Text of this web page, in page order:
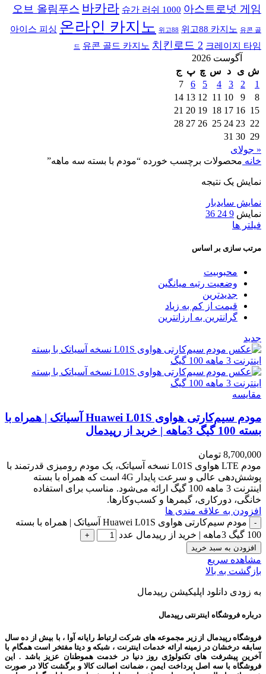
오브 올림푸스 바카라 슈가 러쉬 1000 아스트로넛 게임
아이스 피싱 온라인 카지노 위고88 위고88 카지노 유콘 골
드 유콘 골드 카지노 치킨로드 2 크레이지 타임
آگوست 2026
ش ی د س چ پ ج
1
2
3
4
5
6
7
8
9
10
11
12
13
14
15
16
17
18
19
20
21
22
23
24
25
26
27
28
29
30
31
« جولای
خانه محصولات برچسب خورده “مودم با بسته سه ماهه”
نمایش یک نتیجه
نمایش سایدبار
نمایش 9
24
36
فیلتر ها
مرتب سازی بر اساس
محبوبیت
وضعیت رتبه میانگین
جدیدترین
قیمت از کم به زیاد
گرانترین به ارزانترین
جدید
مقایسه
مودم سیم‌کارتی هواوی Huawei L01S آسیاتک | همراه با
بسته 100 گیگ 3ماهه | خرید از رپیدمال
8,700,000 تومان
مودم LTE هواوی L01S نسخه آسیاتک، یک مودم رومیزی قدرتمند با
پوشش‌دهی عالی و سرعت پایدار 4G است که همراه با بسته
اینترنت 3 ماهه 100 گیگ ارائه می‌شود. مناسب برای استفاده
خانگی، دورکاری، گیمرها و کسب‌وکارها.
افزودن به علاقه مندی ها
مودم سیم‌کارتی هواوی Huawei L01S آسیاتک | همراه با بسته
100 گیگ 3ماهه | خرید از رپیدمال عدد
افزودن به سبد خرید
مشاهده سریع
بازگشت به بالا
به زودی دانلود اپلیکیشن رپیدمال
درباره فروشگاه اینترنتی رپیدمال
فروشگاه رپیدمال از زیر مجموعه های شرکت ارتباط رایانه آوا ، با بیش از ده سال
سابقه درخشان در زمینه ارائه خدمات اینترنت ، شبکه و دیتا مفتخر است همگام با
آخرین پیشرفت های تکنولوژی روز دنیا در خدمت هموطنان عزیز باشد . این
فروشگاه با سه اصل پرداخت ایمن ، ضمانت اصالت کالا و برگشت کالا در صورت